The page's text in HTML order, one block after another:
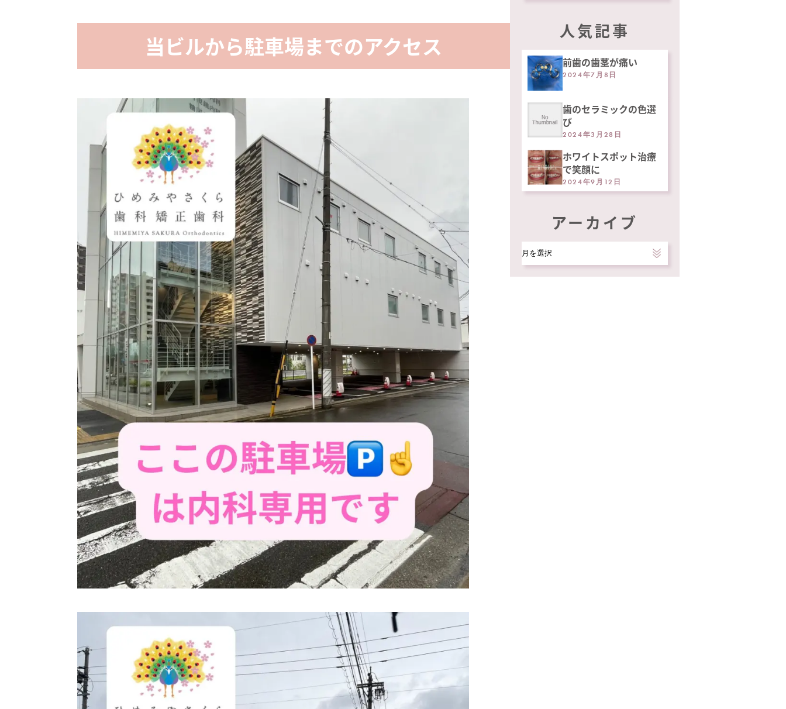
当ビルから駐車場までのアクセス
人気記事
前歯の歯茎が痛い
2024年7月8日
歯のセラミックの色選
び
2024年3月28日
ホワイトスポット治療
で笑顔に
2024年9月12日
アーカイブ
ア
ー